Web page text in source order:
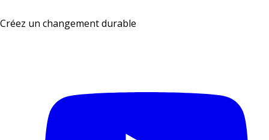
Créez un changement durable